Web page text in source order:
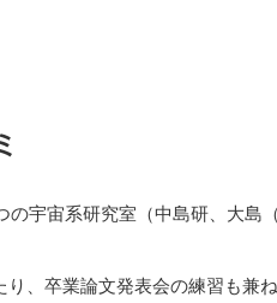
宇宙系研究室（中島研、大島
、卒業論文発表会の練習も兼